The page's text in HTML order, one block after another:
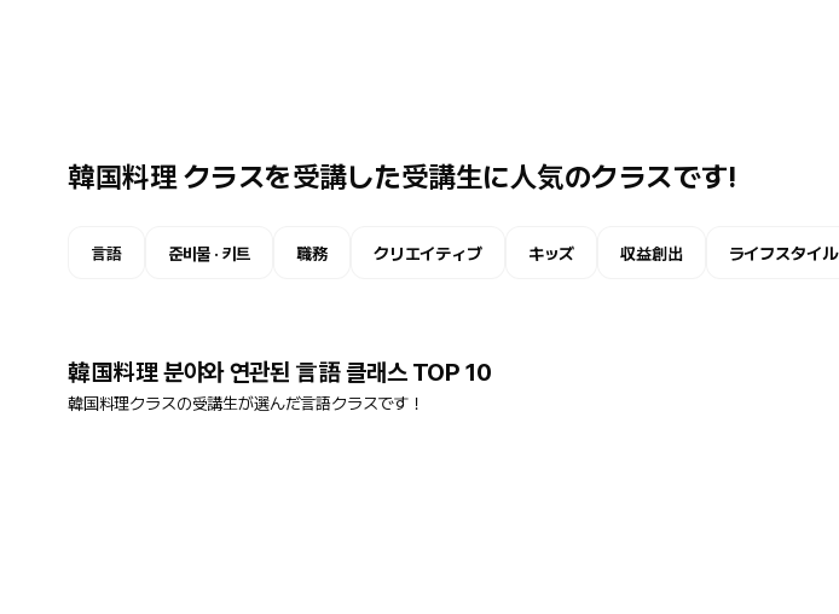
韓国料理 クラスを受講した受講生に人気のクラスです!
言語 준비물 · 키트 職務 クリエイティブ キッズ 収益創出 ライフスタイル
韓国料理 분야와 연관된 言語 클래스 TOP 10
韓国料理クラスの受講生が選んだ言語クラスです！